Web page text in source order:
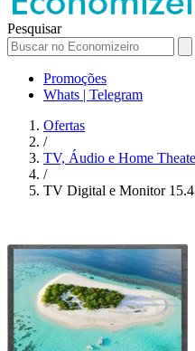
Pesquisar
Promoções
Whats | Telegram
Ofertas
/
TV, Áudio e Home
/
TV Digital e Monitor 15.4